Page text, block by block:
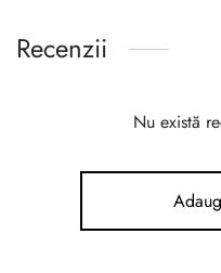
Recenzii
Nu există